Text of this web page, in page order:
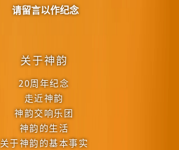
关于神韵
20周年纪念
走近神韵
神韵交响乐团
神韵的生活
关于神韵的基本事实
请留言以作纪念